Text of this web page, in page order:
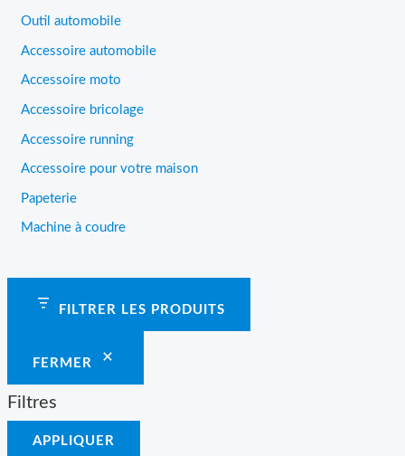
Outil automobile
Accessoire automobile
Accessoire moto
Accessoire bricolage
Accessoire running
Accessoire pour votre maison
Papeterie
Machine à coudre
FILTRER LES PRODUITS
FERMER
Filtres
APPLIQUER